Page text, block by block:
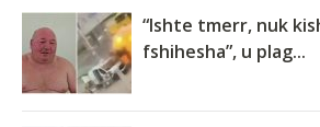
“Ishte tmerr, nuk
fshihesha”, u plag...